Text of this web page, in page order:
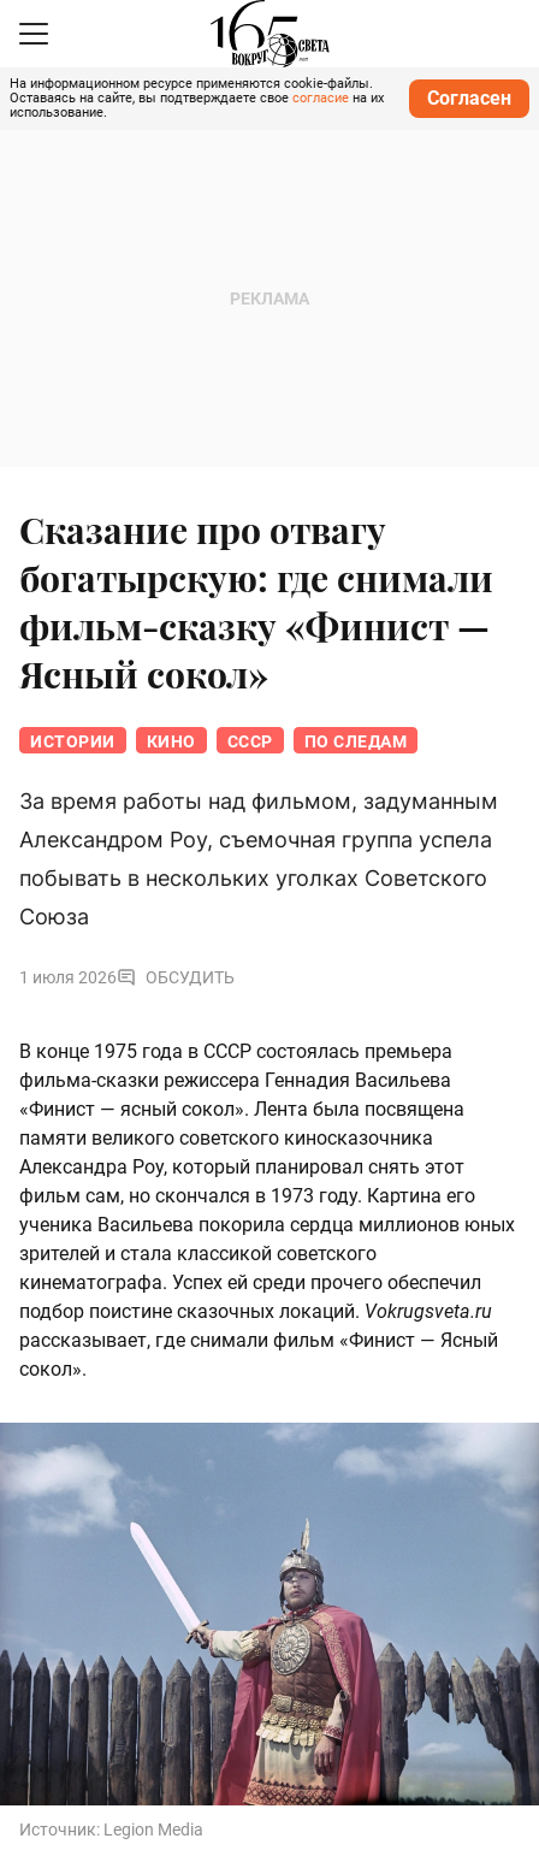
На информационном ресурсе применяются cookie-файлы.
Оставаясь на сайте, вы подтверждаете свое согласие на их
использование.
Согласен
Сказание про отвагу
богатырскую: где снимали
фильм-сказку «Финист —
Ясный сокол»
ИСТОРИИ КИНО СССР ПО СЛЕДАМ
За время работы над фильмом, задуманным
Александром Роу, съемочная группа успела
побывать в нескольких уголках Советского
Союза
1 июля 2026 ОБСУДИТЬ
В конце 1975 года в СССР состоялась премьера
фильма-сказки режиссера Геннадия Васильева
«Финист — ясный сокол». Лента была посвящена
памяти великого советского киносказочника
Александра Роу, который планировал снять этот
фильм сам, но скончался в 1973 году. Картина его
ученика Васильева покорила сердца миллионов юных
зрителей и стала классикой советского
кинематографа. Успех ей среди прочего обеспечил
подбор поистине сказочных локаций. Vokrugsveta.ru
рассказывает, где снимали фильм «Финист — Ясный
сокол».
Источник: Legion Media